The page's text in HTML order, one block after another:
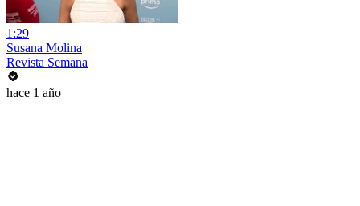
1:29
Susana Molina
Revista Semana
hace 1 año